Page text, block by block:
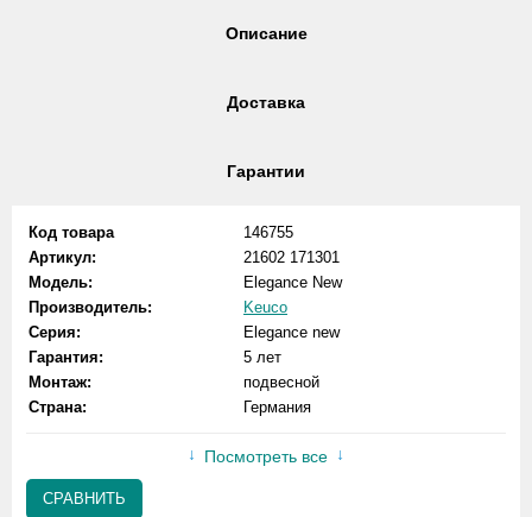
Описание
Доставка
Гарантии
Код товара
146755
Артикул:
21602 171301
Модель:
Elegance New
Производитель:
Keuco
Серия:
Elegance new
Гарантия:
5 лет
Монтаж:
подвесной
Страна:
Германия
Посмотреть все
СРАВНИТЬ